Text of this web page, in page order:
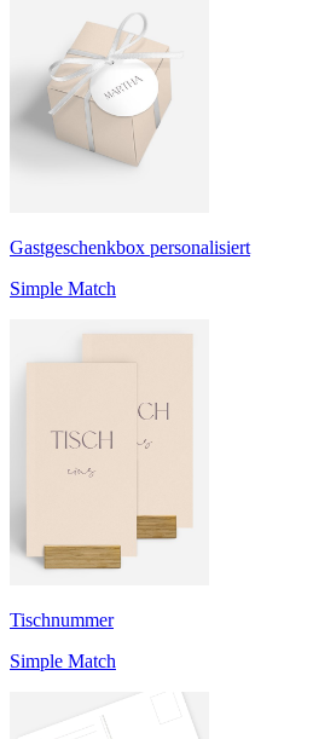
Gastgeschenkbox personalisiert
Simple Match
Tischnummer
Simple Match